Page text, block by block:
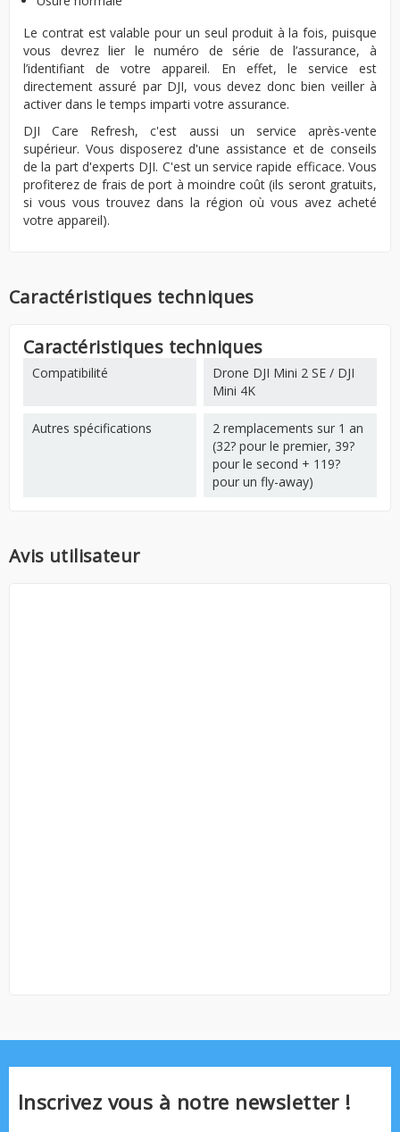
Le contrat est valable pour un seul produit à la fois, puisque
vous devrez lier le numéro de série de l’assurance, à
l’identifiant de votre appareil. En effet, le service est
directement assuré par DJI, vous devez donc bien veiller à
activer dans le temps imparti votre assurance.
DJI Care Refresh, c'est aussi un service après-vente
supérieur. Vous disposerez d'une assistance et de conseils
de la part d'experts DJI. C'est un service rapide efficace. Vous
profiterez de frais de port à moindre coût (ils seront gratuits,
si vous vous trouvez dans la région où vous avez acheté
votre appareil).
Caractéristiques techniques
Caractéristiques techniques
Compatibilité
Drone DJI Mini 2 SE / DJI
Mini 4K
Autres spécifications
2 remplacements sur 1 an
(32? pour le premier, 39?
pour le second + 119?
pour un fly-away)
Avis utilisateur
Inscrivez vous à notre newsletter !